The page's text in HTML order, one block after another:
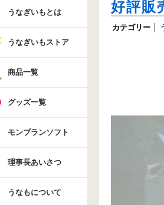
うなぎいもとは
うなぎいもストア
商品一覧
グッズ一覧
モンブランソフト
理事長あいさつ
うなもについて
好評販
カテゴリー